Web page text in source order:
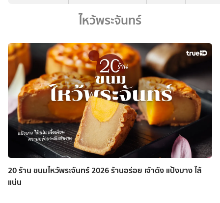
ไหว้พระจันทร์
20 ร้าน ขนมไหว้พระจันทร์ 2026 ร้านอร่อย เจ้าดัง แป้งบาง ไส้
แน่น